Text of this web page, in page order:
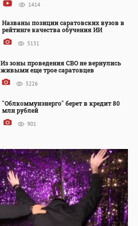
1414
Названы позиции саратовских вузов в
рейтинге качества обучения ИИ
5131
Из зоны проведения СВО не вернулись
живыми еще трое саратовцев
5226
"Облкоммунэнерго" берет в кредит 80
млн рублей
901